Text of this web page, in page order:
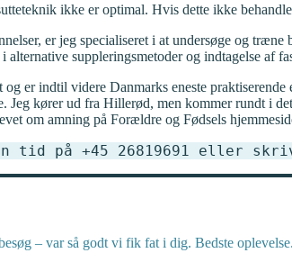
ikke er optimal. Hvis dette ikke
er jeg specialiseret i at undersøge og
suppleringsmetoder og indtagelse af
er indtil videre Danmarks eneste
kører ud fra Hillerød, men kommer rundt i
om amning på Forældre og Fødsels
tid på +45 26819691 eller
– var så godt vi fik fat i dig. Bedste